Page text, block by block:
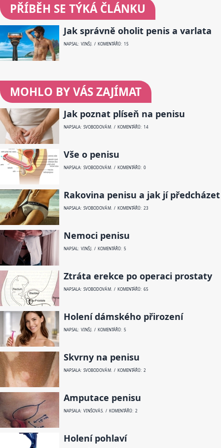
PŘÍBĚH SE TÝKÁ ČLÁNKU
Jak správně oholit penis a varlata
NAPSAL: VINŠ J. / KOMENTÁŘŮ: 15
MOHLO BY VÁS ZAJÍMAT
Jak poznat plíseň na penisu
NAPSALA: SVOBODOVÁ M. / KOMENTÁŘŮ: 14
Vše o penisu
NAPSALA: SVOBODOVÁ M. / KOMENTÁŘŮ: 0
Rakovina penisu a jak jí předcházet
NAPSALA: SVOBODOVÁ M. / KOMENTÁŘŮ: 23
Nemoci penisu
NAPSAL: VINŠ J. / KOMENTÁŘŮ: 5
Ztráta erekce po operaci prostaty
NAPSALA: SVOBODOVÁ M. / KOMENTÁŘŮ: 65
Holení dámského přirození
NAPSAL: VINŠ J. / KOMENTÁŘŮ: 5
Skvrny na penisu
NAPSALA: SVOBODOVÁ M. / KOMENTÁŘŮ: 2
Amputace penisu
NAPSALA: VINŠOVÁ S. / KOMENTÁŘŮ: 2
Holení pohlaví